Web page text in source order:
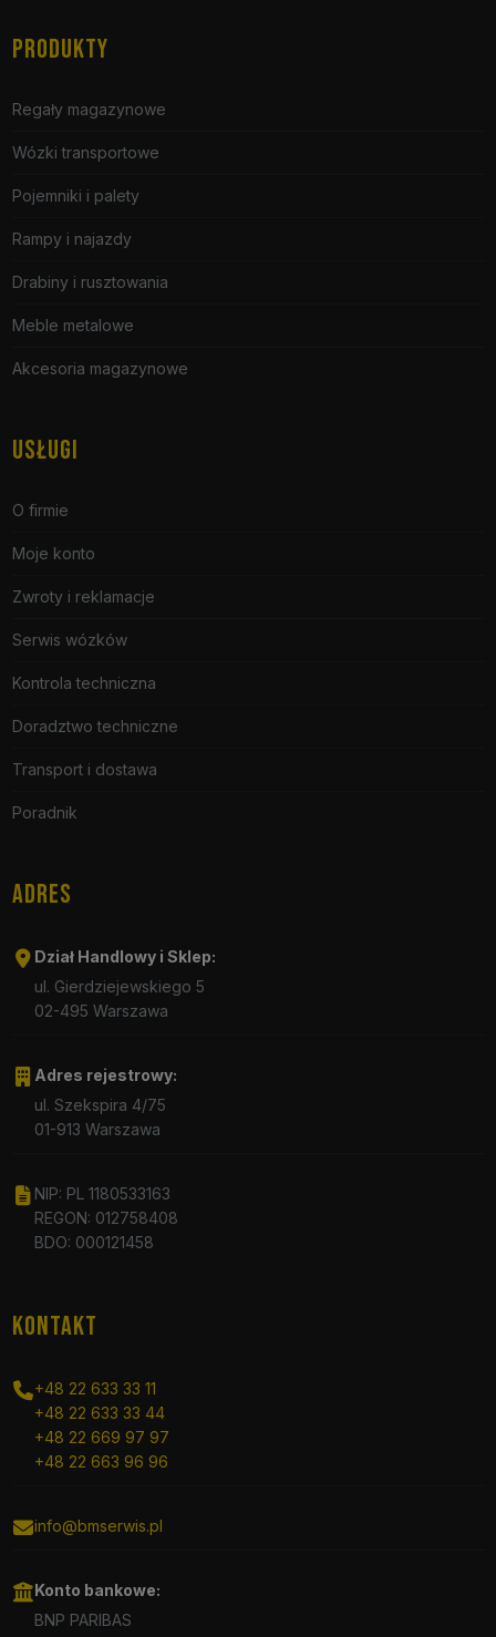
PRODUKTY
Regały magazynowe
Wózki transportowe
Pojemniki i palety
Rampy i najazdy
Drabiny i rusztowania
Meble metalowe
Akcesoria magazynowe
USŁUGI
O firmie
Moje konto
Zwroty i reklamacje
Serwis wózków
Kontrola techniczna
Doradztwo techniczne
Transport i dostawa
Poradnik
ADRES
Dział Handlowy i Sklep:
ul. Gierdziejewskiego 5
02-495 Warszawa
Adres rejestrowy:
ul. Szekspira 4/75
01-913 Warszawa
NIP: PL 1180533163
REGON: 012758408
BDO: 000121458
KONTAKT
+48 22 633 33 11
+48 22 633 33 44
+48 22 669 97 97
+48 22 663 96 96
info@bmserwis.pl
Konto bankowe:
BNP PARIBAS